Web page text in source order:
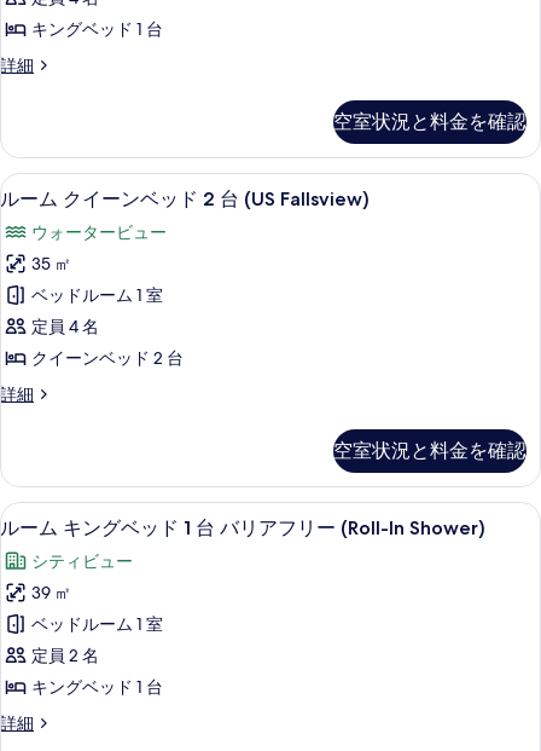
表
示
す
(Canadian/US
Fallsview)
べ
て
写
真
を
表
示
す
ッ
ト
バ
の
詳
細
ン
ベ
ド
台
タ
ワ
ー
(Fallsview)
の
す
の
写
真
を
表
示
す
る
キングベッド 1 台
詳細
ス
キ
ン
グ
ッ
ド
台
タ
ワ
ー
(Fallsview)
空室状況と料金を確認
ル
ム
ク
イ
ー
ベ
ド
2
台
(US
Fallsview)
の
す
べ
て
低刺激性寝具、セーフティボックス
5
ルーム クイーンベッド 2 台 (US Fallsview)
ウォータービュー
35 ㎡
ベッドルーム 1 室
定員 4 名
クイーンベッド 2 台
詳細
ル
イ
ー
ン
ッ
ド
2
台
(US
Fallsview)
の
詳
空室状況と料金を確認
ル
ー
ム
キ
ン
グ
ッ
デザイナーバスアメニティ、ヘアド
1
ルーム キングベッド 1 台 バリアフリー (Roll-In Shower)
シティビュー
39 ㎡
ベッドルーム 1 室
定員 2 名
キングベッド 1 台
詳細
ル